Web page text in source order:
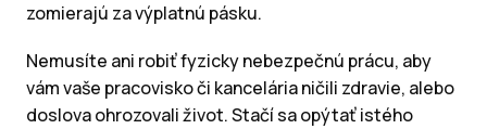
zomierajú za výplatnú pásku.
Nemusíte ani robiť fyzicky nebezpečnú prácu, aby
vám vaše pracovisko či kancelária ničili zdravie, alebo
doslova ohrozovali život. Stačí sa opýtať istého